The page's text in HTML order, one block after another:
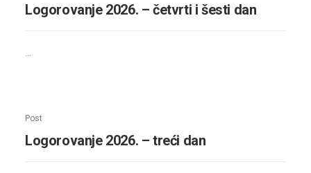
Logorovanje 2026. – četvrti i šesti dan
…
Post
Logorovanje 2026. – treći dan